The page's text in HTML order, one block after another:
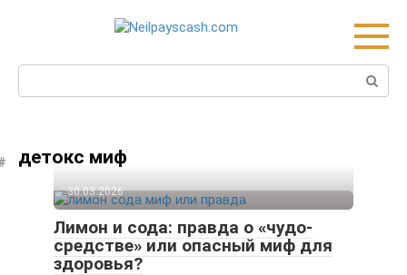
Search:
детокс миф
30.03.2026
Лимон и сода: правда о «чудо-
средстве» или опасный миф для
здоровья?